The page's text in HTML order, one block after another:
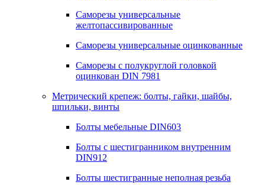
Саморезы универсальные
желтопассивированные
Саморезы универсальные оцинкованные
Саморезы с полукруглой головкой
оцинкован DIN 7981
Метрический крепеж: болты, гайки, шайбы,
шпильки, винты
Болты мебельные DIN603
Болты с шестигранником внутренним
DIN912
Болты шестигранные неполная резьба